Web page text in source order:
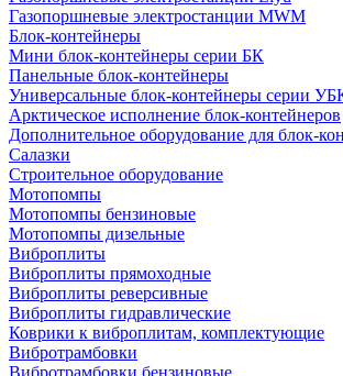
Газопоршневые электростанции MWM
Блок-контейнеры
Мини блок-контейнеры серии БК
Панельные блок-контейнеры
Универсальные блок-контейнеры серии
Арктическое исполнение блок-контейнеров
Дополнительное оборудование для блок-
Салазки
Строительное оборудование
Мотопомпы
Мотопомпы бензиновые
Мотопомпы дизельные
Виброплиты
Виброплиты прямоходные
Виброплиты реверсивные
Виброплиты гидравлические
Коврики к виброплитам, комплектующие
Вибротрамбовки
Вибротрамбовки бензиновые